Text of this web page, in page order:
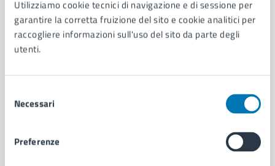
Utilizziamo cookie tecnici di navigazione e di sessione per
garantire la corretta fruizione del sito e cookie analitici per
raccogliere informazioni sull'uso del sito da parte degli
utenti.
delNecessari
Preferenze
AMMINISTRAZIONE
Aree amministrative
Uffici
Personale amministrativo